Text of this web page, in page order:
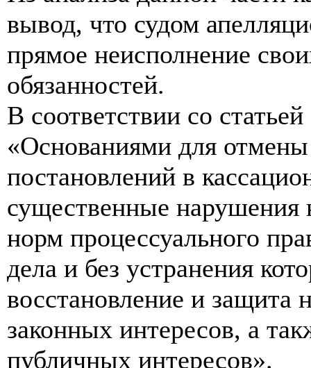
вывод, что судом
прямое неисполнение
обязанностей.
В соответствии со
«Основаниями для
постановлений в
существенные нарушения
норм процессуального
дела и без устранения
восстановление и
законных интересов, а
публичных интересов».